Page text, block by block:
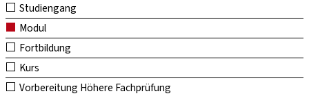
Studiengang
Modul
Fortbildung
Kurs
Vorbereitung Höhere Fachprüfung